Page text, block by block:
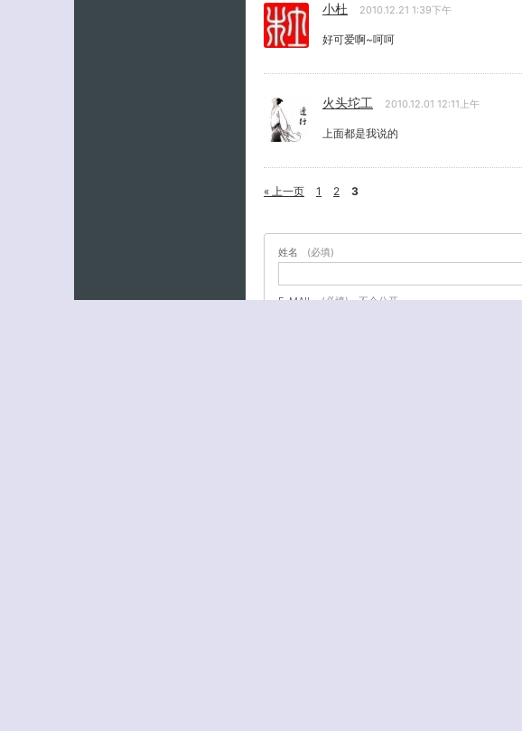
小杜 2010.12.21 1:39下午
好可爱啊~呵呵
火头坨工 2010.12.01 12:11上午
上面都是我说的
« 上一页 1 2 3
姓名 (必填)
E-MAIL (必填) - 不会公开 -